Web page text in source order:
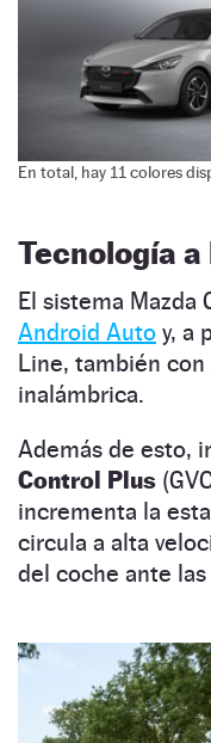
En total, hay 11 colores
Tecnología
El sistema Mazda
Android Auto y, a
Line, también con
inalámbrica.
Además de esto,
Control Plus
incrementa la
circula a alta
del coche ante